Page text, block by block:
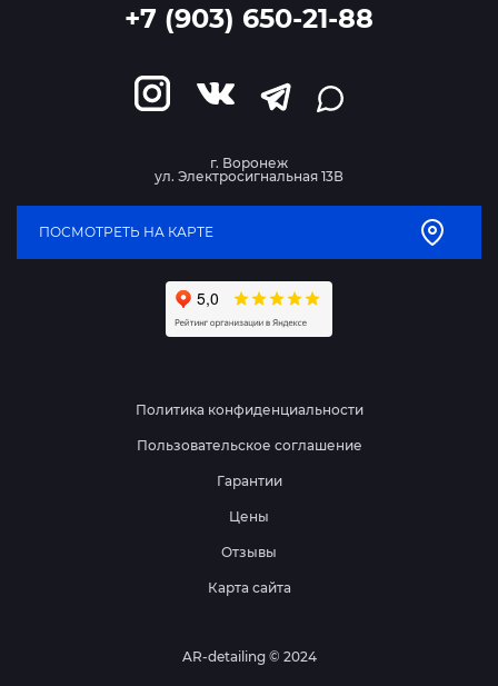
+7 (903) 650-21-88
г. Воронеж
ул. Электросигнальная 13В
ПОСМОТРЕТЬ НА КАРТЕ
AR-detailing © 2024
Политика конфиденциальности
Пользовательское соглашение
Гарантии
Цены
Отзывы
Карта сайта